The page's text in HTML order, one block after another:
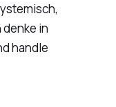
in
handle